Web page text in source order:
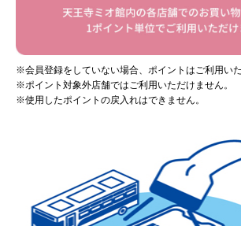
※会員登録をしていない場合、ポイントはご利用いた
※ポイント対象外店舗ではご利用いただけません。
※使用したポイントの戻入れはできません。